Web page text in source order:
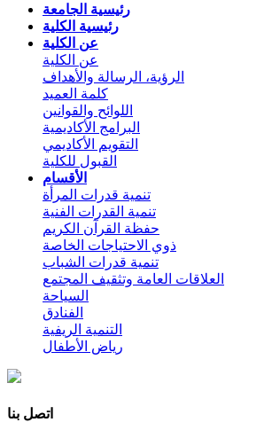
رئيسية الجامعة
رئيسية الكلية
عن الكلية
عن الكلية
الرؤية، الرسالة والأهداف
كلمة العميد
اللوائح والقوانين
البرامج الأكاديمية
التقويم الأكاديمي
القبول للكلية
الأقسام
تنمية قدرات المرأة
تنمية القدرات الفنية
حفظة القرآن الكريم
ذوي الاحتياجات الخاصة
تنمية قدرات الشباب
العلاقات العامة وتثقيف المجتمع
السياحة
الفنادق
التنمية الريفية
رياض الأطفال
اتصل بنا